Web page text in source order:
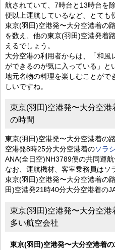
航されていて、7時台と13時台を
便以上運航しているなど、とても
東京(羽田)空港発〜大分空港着の
を数え、他の東京(羽田)空港発着
えるでしょう。
大分空港の利用者からは、「和風
ができるのが気に入っている」と
地元名物の料理を楽しむことがで
しいですね。
東京(羽田)空港発〜大分空
の時間
東京(羽田)空港発〜大分空港着の
空港発8時25分大分空港着のソラ
ANA(全日空)NH3789便の共同運航
なお、運航機材、客室乗務員はソ
東京(羽田)空港発〜大分空港着の
田)空港発21時40分大分空港着の
東京(羽田)空港発〜大分空
多い航空会社
東京(羽田)空港発〜大分空港着